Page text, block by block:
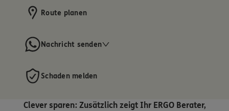
Route planen
Nachricht senden
Schaden melden
Clever sparen: Zusätzlich zeigt Ihr ERGO Berater,